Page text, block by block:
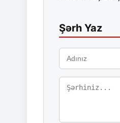
Şərh Yaz